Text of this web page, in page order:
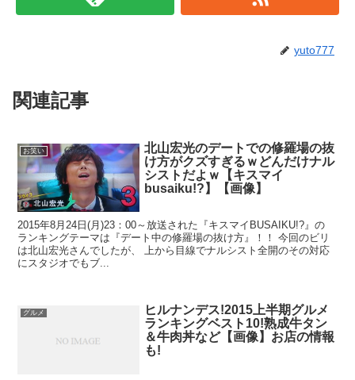
yuto777
関連記事
お笑い
北山宏光のデートでの修羅場の抜
け方がクズすぎるｗどんだけナル
シストだよｗ【キスマイ
busaiku!?】【画像】
2015年8月24日(月)23：00～放送された『キスマイBUSAIKU!?』の
ランキングテーマは『デート中の修羅場の抜け方』！！ 今回のビリ
は北山宏光さんでしたが、 上から目線でナルシスト全開のその対応
にスタジオでもブ...
グルメ
ヒルナンデス!2015上半期グルメ
ランキングベスト10!熟成牛タン
＆牛肉丼など【画像】お店の情報
も!